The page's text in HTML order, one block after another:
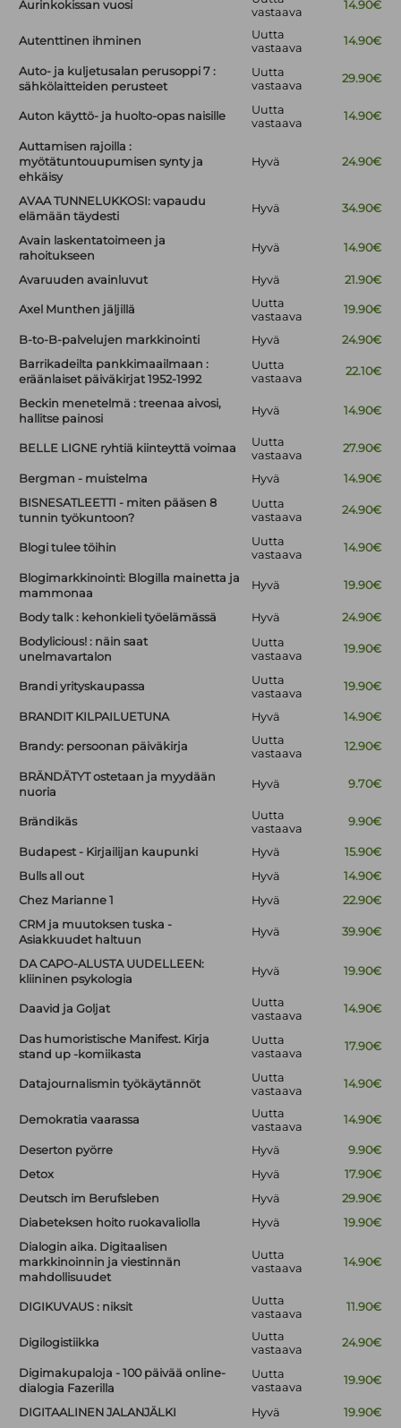
Aurinkokissan vuosi
vastaava
14.90€
Autenttinen ihminen
Uutta
vastaava
14.90€
Auto- ja kuljetusalan perusoppi 7 :
sähkölaitteiden perusteet
Uutta
vastaava
29.90€
Auton käyttö- ja huolto-opas naisille
Uutta
vastaava
14.90€
Auttamisen rajoilla :
myötätuntouupumisen synty ja
ehkäisy
Hyvä 24.90€
AVAA TUNNELUKKOSI: vapaudu
elämään täydesti
Hyvä 34.90€
Avain laskentatoimeen ja
rahoitukseen
Hyvä 14.90€
Avaruuden avainluvut Hyvä 21.90€
Axel Munthen jäljillä
Uutta
vastaava
19.90€
B-to-B-palvelujen markkinointi Hyvä
24.90€
Barrikadeilta pankkimaailmaan :
eräänlaiset päiväkirjat 1952-1992
Uutta
vastaava
22.10€
Beckin menetelmä : treenaa aivosi,
hallitse painosi
Hyvä 14.90€
BELLE LIGNE ryhtiä kiinteyttä voimaa
Uutta
vastaava
27.90€
Bergman - muistelma Hyvä
14.90€
BISNESATLEETTI - miten pääsen 8
tunnin työkuntoon?
Uutta
vastaava
24.90€
Blogi tulee töihin
Uutta
vastaava
14.90€
Blogimarkkinointi: Blogilla mainetta ja
mammonaa
Hyvä 19.90€
Body talk : kehonkieli työelämässä Hyvä
24.90€
Bodylicious! : näin saat
unelmavartalon
Uutta
vastaava
19.90€
Brandi yrityskaupassa
Uutta
vastaava
19.90€
BRANDIT KILPAILUETUNA Hyvä 14.90€
Brandy: persoonan päiväkirja
Uutta
vastaava
12.90€
BRÄNDÄTYT ostetaan ja myydään
nuoria
Hyvä 9.70€
Brändikäs
Uutta
vastaava
9.90€
Budapest - Kirjailijan kaupunki Hyvä
15.90€
Bulls all out
Hyvä
14.90€
Chez Marianne 1
Hyvä
22.90€
CRM ja muutoksen tuska -
Asiakkuudet haltuun
Hyvä 39.90€
DA CAPO-ALUSTA UUDELLEEN:
kliininen psykologia
Hyvä 19.90€
Daavid ja Goljat
Uutta
vastaava
14.90€
Das humoristische Manifest. Kirja
stand up -komiikasta
Uutta
vastaava
17.90€
Datajournalismin työkäytännöt
Uutta
vastaava
14.90€
Demokratia vaarassa
Uutta
vastaava
14.90€
Deserton pyörre Hyvä
9.90€
Detox
Hyvä
17.90€
Deutsch im Berufsleben
Hyvä
29.90€
Diabeteksen hoito ruokavaliolla
Hyvä
19.90€
Dialogin aika. Digitaalisen
markkinoinnin ja viestinnän
mahdollisuudet
Uutta
vastaava
14.90€
DIGIKUVAUS : niksit
Uutta
vastaava
11.90€
Digilogistiikka
Uutta
vastaava
24.90€
Digimakupaloja - 100 päivää online-
dialogia Fazerilla
Uutta
vastaava
19.90€
DIGITAALINEN JALANJÄLKI Hyvä 19.90€